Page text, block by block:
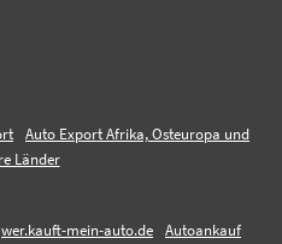
Auto Export Afrika, Osteuropa und
Länder
wer.kauft-mein-auto.de
Autoankauf